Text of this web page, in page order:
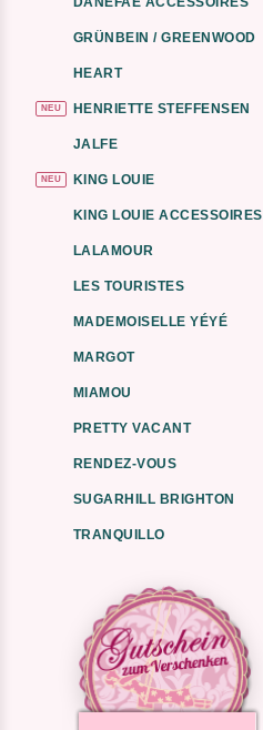
GRÜNBEIN / GREENWOOD
HEART
NEU HENRIETTE STEFFENSEN
JALFE
NEU KING LOUIE
KING LOUIE ACCESSOIRES
LALAMOUR
LES TOURISTES
MADEMOISELLE YÉYÉ
MARGOT
MIAMOU
PRETTY VACANT
RENDEZ-VOUS
SUGARHILL BRIGHTON
TRANQUILLO